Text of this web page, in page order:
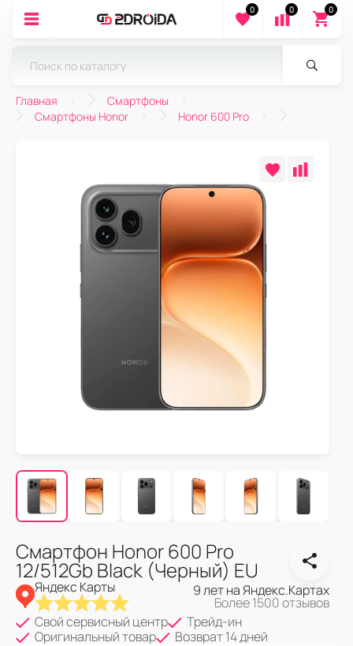
0 0 0
Главная
Смартфоны
Смартфоны Honor
Honor 600 Pro
Смартфон Honor 600 Pro
12/512Gb Black (Черный) EU
Яндекс Карты 9 лет на Яндекс.Картах
Более 1500 отзывов
Свой сервисный центр
Трейд-ин
Оригинальный товар
Возврат 14 дней